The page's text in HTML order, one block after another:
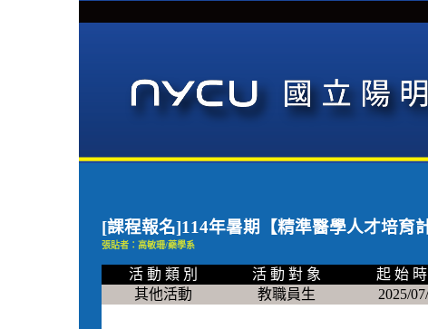
[課程報名]114年暑期【精準醫學人才培育
張貼者：高敏珊/藥學系
活 動 類 別 活 動 對 象 起 始
其他活動
教職員生 2025/